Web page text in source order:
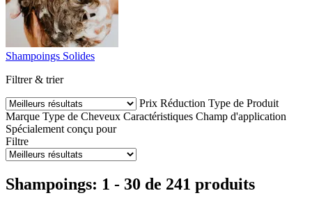
Shampoings Solides
Filtrer & trier
Prix Réduction Type de Produit
Marque Type de Cheveux Caractéristiques Champ d'application
Spécialement conçu pour
Filtre
Shampoings: 1 - 30 de 241 produits